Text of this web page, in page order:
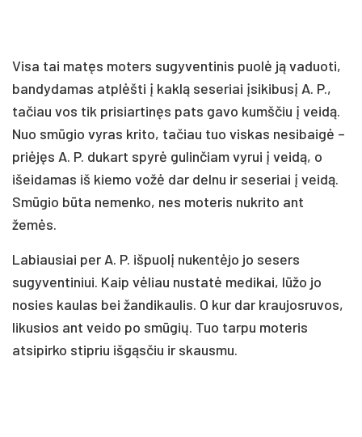
Visa tai matęs moters sugyventinis puolė ją vaduoti,
bandydamas atplėšti į kaklą seseriai įsikibusį A. P.,
tačiau vos tik prisiartinęs pats gavo kumščiu į veidą.
Nuo smūgio vyras krito, tačiau tuo viskas nesibaigė –
priėjęs A. P. dukart spyrė gulinčiam vyrui į veidą, o
išeidamas iš kiemo vožė dar delnu ir seseriai į veidą.
Smūgio būta nemenko, nes moteris nukrito ant
žemės.
Labiausiai per A. P. išpuolį nukentėjo jo sesers
sugyventiniui. Kaip vėliau nustatė medikai, lūžo jo
nosies kaulas bei žandikaulis. O kur dar kraujosruvos,
likusios ant veido po smūgių. Tuo tarpu moteris
atsipirko stipriu išgąsčiu ir skausmu.